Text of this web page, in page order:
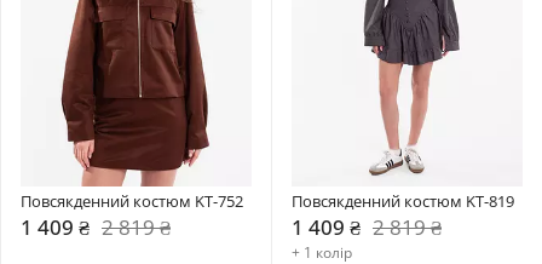
Повсякденний костюм KT-752
1 409 ₴ 2 819 ₴
Повсякденний костюм KT-819
1 409 ₴ 2 819 ₴
+ 1 колір